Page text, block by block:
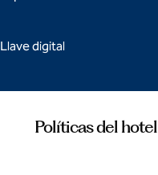
Llave digital
Políticas del hotel